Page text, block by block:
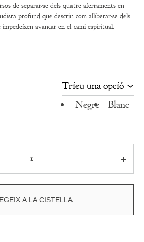
de separar-se dels quatre aferraments en
profund que descriu com alliberar-se dels
avançar en el camí espiritual.
Negre Blanc
A LA CISTELLA